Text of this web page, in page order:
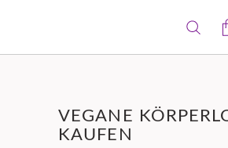
VEGANE
KAUFEN